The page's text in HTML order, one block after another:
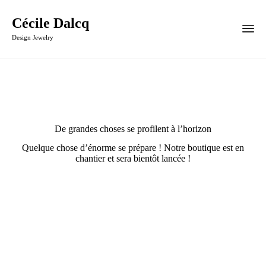
Cécile Dalcq
Design Jewelry
De grandes choses se profilent à l’horizon
Quelque chose d’énorme se prépare ! Notre boutique est en
chantier et sera bientôt lancée !